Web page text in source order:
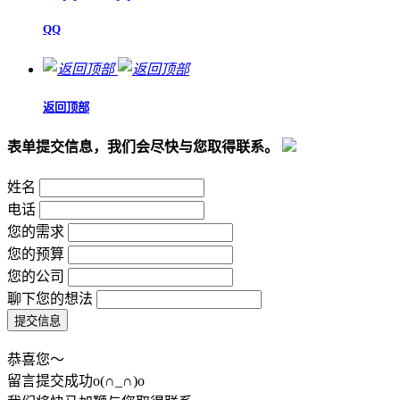
QQ
返回顶部
表单提交信息，我们会尽快与您取得联系。
姓名
电话
您的需求
您的预算
您的公司
聊下您的想法
恭喜您～
留言提交成功o(∩_∩)o